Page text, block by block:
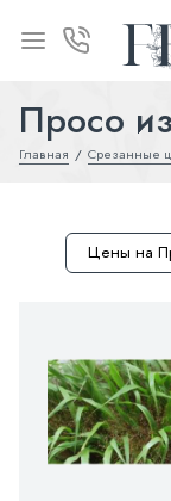
Просо
Главная Срезанные
Цены на